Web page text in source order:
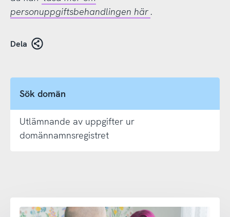
personuppgiftsbehandlingen här .
Dela
Sök domän
Utlämnande av uppgifter ur
domännamnsregistret